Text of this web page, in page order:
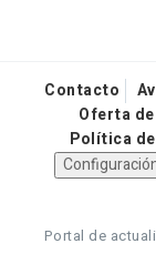
Contacto
Oferta
Política
Portal de